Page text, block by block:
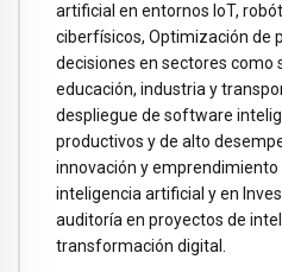
artificial en entornos IoT,
ciberfísicos, Optimización de
decisiones en sectores como
educación, industria y
despliegue de software
productivos y de alto
innovación y
inteligencia artificial y en
auditoría en proyectos de
transformación digital.